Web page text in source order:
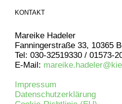
KONTAKT
Mareike Hadeler
Fanningerstraße 33, 10365
Tel: 030-32519330 / 01573-
E-Mail:
Impressum
Datenschutzerklärung